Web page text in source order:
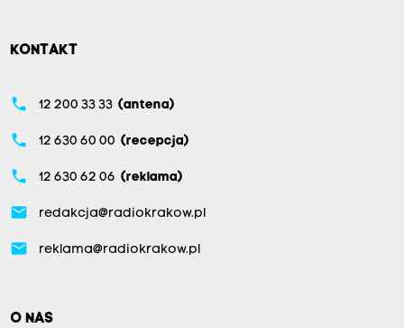
KONTAKT
phone 12 200 33 33 (antena)
phone 12 630 60 00 (recepcja)
phone 12 630 62 06 (reklama)
email redakcja@radiokrakow.pl
email reklama@radiokrakow.pl
O NAS